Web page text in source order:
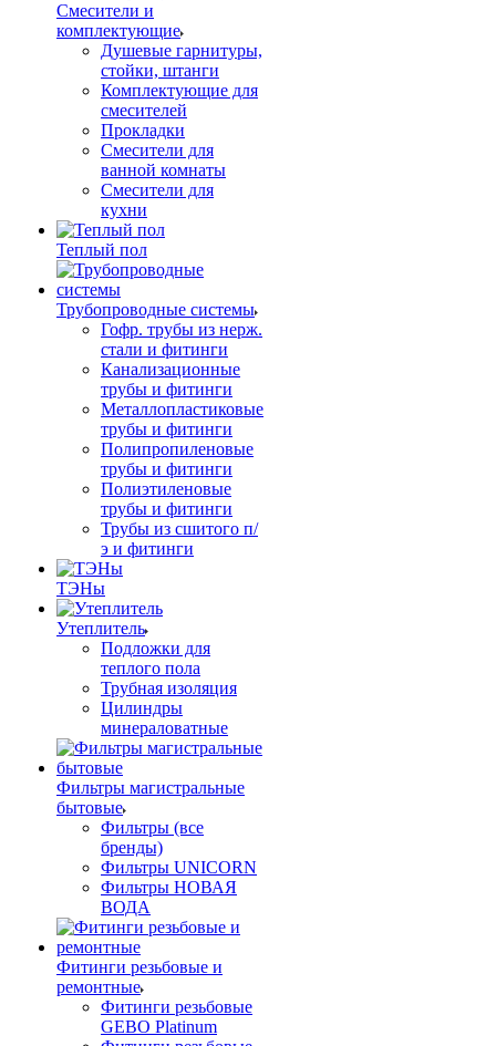
Смесители и
комплектующие
Душевые гарнитуры,
стойки, штанги
Комплектующие для
смесителей
Прокладки
Смесители для
ванной комнаты
Смесители для
кухни
Теплый пол
Трубопроводные системы
Гофр. трубы из нерж.
стали и фитинги
Канализационные
трубы и фитинги
Металлопластиковые
трубы и фитинги
Полипропиленовые
трубы и фитинги
Полиэтиленовые
трубы и фитинги
Трубы из сшитого п/
э и фитинги
ТЭНы
Утеплитель
Подложки для
теплого пола
Трубная изоляция
Цилиндры
минераловатные
Фильтры магистральные
бытовые
Фильтры (все
бренды)
Фильтры UNICORN
Фильтры НОВАЯ
ВОДА
Фитинги резьбовые и
ремонтные
Фитинги резьбовые
GEBO Platinum